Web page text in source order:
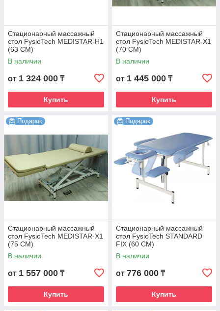
Стационарный массажный
стол FysioTech MEDISTAR-H1
(63 CM)
В наличии
от 1 324 000 ₸
Купить
Стационарный массажный
стол FysioTech MEDISTAR-X1
(70 CM)
В наличии
от 1 445 000 ₸
Купить
Подарок
Стационарный массажный
стол FysioTech MEDISTAR-X1
(75 CM)
В наличии
от 1 557 000 ₸
Купить
Подарок
Стационарный массажный
стол FysioTech STANDARD
FIX (60 CM)
В наличии
от 776 000 ₸
Купить